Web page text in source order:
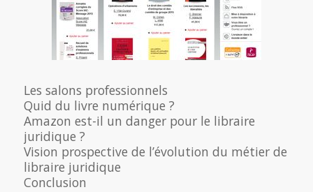
Les salons professionnels
Quid du livre numérique ?
Amazon est-il un danger pour le libraire
juridique ?
Vision prospective de l’évolution du métier de
libraire juridique
Conclusion